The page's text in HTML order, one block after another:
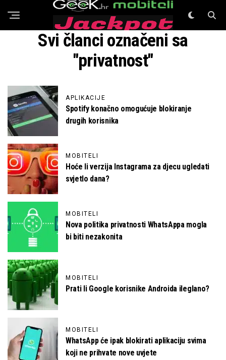
GeeK Mobiteli
Svi članci označeni sa
"privatnost"
APLIKACIJE
Spotify konačno omogućuje blokiranje
drugih korisnika
MOBITELI
Hoće li verzija Instagrama za djecu ugledati
svjetlo dana?
MOBITELI
Nova politika privatnosti WhatsAppa mogla
bi biti nezakonita
MOBITELI
Prati li Google korisnike Androida ileglano?
MOBITELI
WhatsApp će ipak blokirati aplikaciju svima
koji ne prihvate nove uvjete